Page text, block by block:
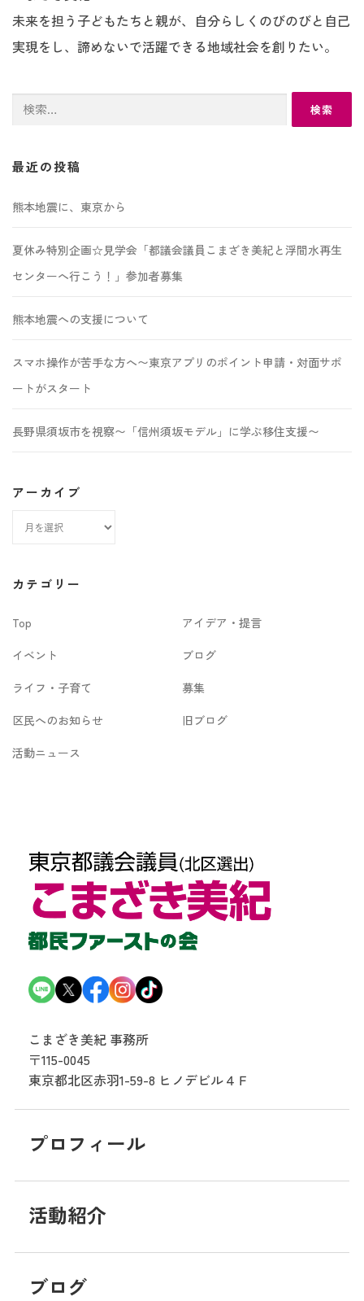
未来を担う子どもたちと親が、自分らしくのびのびと自己
実現をし、諦めないで活躍できる地域社会を創りたい。
検
最近の投稿
熊本地震に、東京から
夏休み特別企画☆見学会「都議会議員こまざき美紀と浮間水再生
センターへ行こう！」参加者募集
熊本地震への支援について
スマホ操作が苦手な方へ〜東京アプリのポイント申請・対面サポ
ートがスタート
長野県須坂市を視察〜「信州須坂モデル」に学ぶ移住支援〜
アーカイブ
カ
ブ
カテゴリー
Top
アイデア・提言
イベント
ブログ
ライフ・子育て
募集
区民へのお知らせ
旧ブログ
活動ニュース
こまざき美紀 事務所
〒115-0045
東京都北区赤羽1-59-8 ヒノデビル４Ｆ
プロフィール
活動紹介
ブログ